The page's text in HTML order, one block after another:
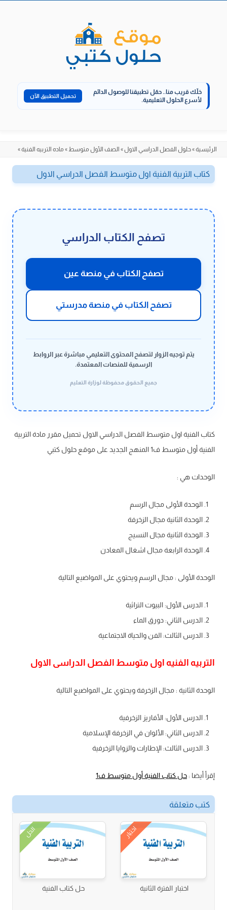
خلّك قريب منا.. حمّل تطبيقنا للوصول الدائم
لأسرع الحلول التعليمية.
تحميل التطبيق الآن
الرئيسية»حلول الفصل الدراسي الاول» الصف الأول متوسط» ماده التربيه الفنية»
كتاب التربية الفنية اول متوسط الفصل الدراسي الاول
تصفح الكتاب الدراسي
تصفح الكتاب في منصة عين
تصفح الكتاب في منصة مدرستي
يتم توجيه الزوار لتصفح المحتوى التعليمي مباشرة عبر الروابط
الرسمية للمنصات المعتمدة.
جميع الحقوق محفوظة لوزارة التعليم
كتاب الفنية اول متوسط الفصل الدراسي الاول تحميل مقرر مادة التربية
الفنية أول متوسط ف1 المنهج الجديد على موقع حلول كتبي
الوحدات هي :
الوحدة الأولى مجال الرسم
الوحدة الثانية مجال الزخرفة
الوحدة الثانية مجال النسيج
الوحدة الرابعة مجال اشغال المعادن
الوحدة الأولى : مجال الرسم ويحتوي على المواضيع التالية
الدرس الأول: البيوت التراثية
الدرس الثاني: دورق الماء
الدرس الثالث: الفن والحياة الاجتماعية
التربيه الفنيه اول متوسط الفصل الدراسى الاول
الوحدة الثانية : مجال الزخرفة ويحتوي على المواضيع التالية
الدرس الأول: الأفاريز الزخرفية
الدرس الثاني: الألوان في الزخرفة الإسلامية
الدرس الثالث: الإطارات والزوايا الزخرفية
إقرأ أيضا :حل كتاب الفنية أول متوسط ف1
كتب متعلقة
اختبار
اختبار الفترة الثانية
الحل
حل كتاب الفنية